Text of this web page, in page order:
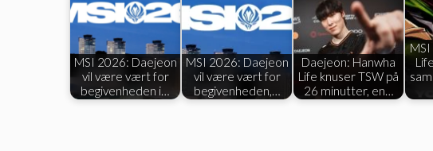
MSI 2026: Daejeon
vil være vært for
begivenheden i…
MSI 2026: Daejeon
vil være vært for
begivenheden,…
Daejeon: Hanwha
Life knuser TSW på
26 minutter, en…